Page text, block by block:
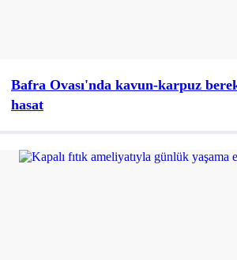
Bafra Ovası'nda kavun-karpuz
hasat